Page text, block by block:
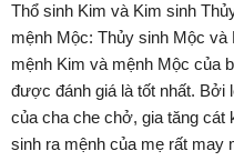
Thổ sinh Kim và Kim sinh
mệnh Mộc: Thủy sinh Mộc
mệnh Kim và mệnh Mộc của
được đánh giá là tốt nhất. Bởi
của cha che chở, gia tăng
sinh ra mệnh của mẹ rất may